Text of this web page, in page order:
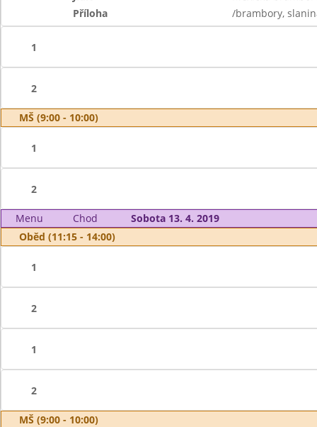
Příloha
/brambory,
1
2
MŠ (9:00 - 10:00)
1
2
Menu Chod
Sobota 13. 4. 2019
Oběd (11:15 - 14:00)
1
2
1
2
MŠ (9:00 - 10:00)